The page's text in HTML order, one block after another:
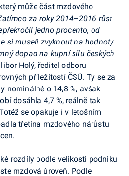
může část mzdového
za roky 2014–2016 růst
jedno procento, od
si museli zvyknout na hodnoty
dopad na kupní sílu českých
Holý, ředitel odboru
příležitostí ČSÚ. Ty se za
nominálně o 14,8 %, avšak
dosáhla 4,7 %, reálně tak
se opakuje i v letošním
třetina mzdového nárůstu
.
rozdíly podle velikosti podniku
mzdová úroveň. Podle